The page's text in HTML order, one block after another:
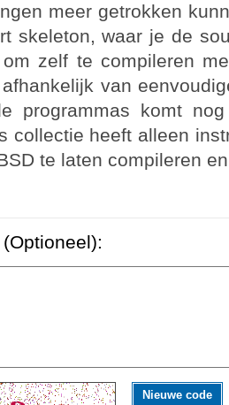
meer getrokken
skeleton, waar je de
om zelf te compileren
van
programmas komt
collectie heeft alleen
te laten compileren
Nieuwe code